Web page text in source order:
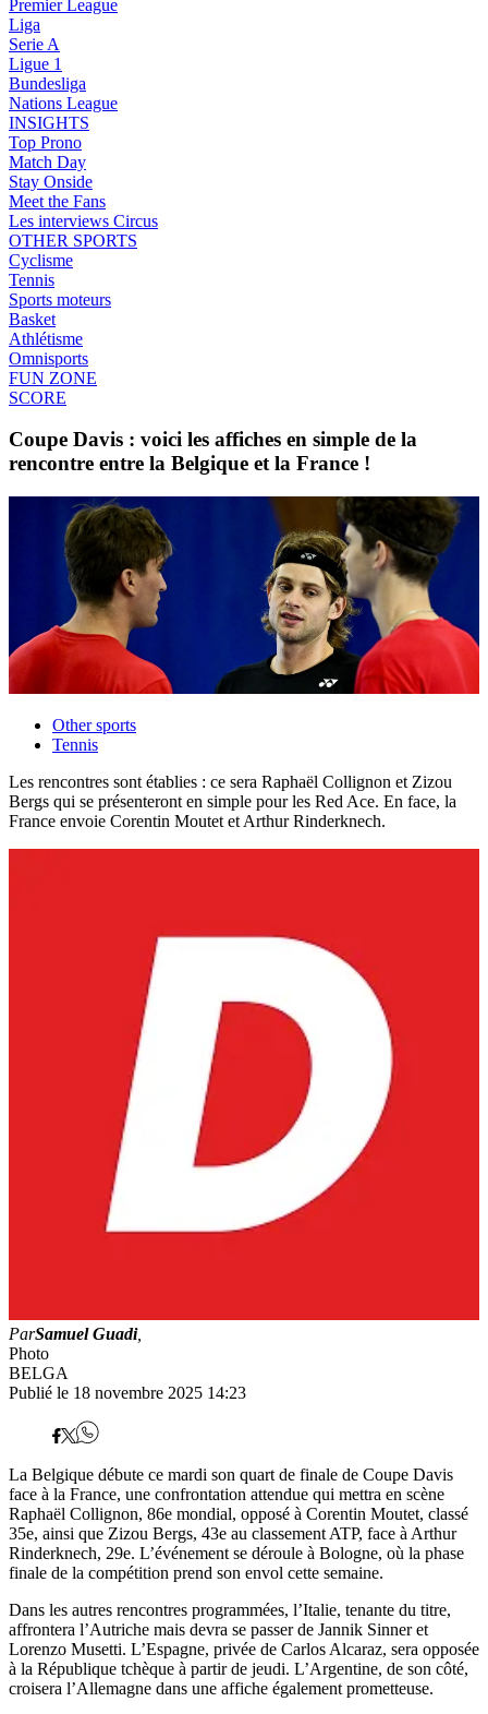
Premier League
Liga
Serie A
Ligue 1
Bundesliga
Nations League
INSIGHTS
Top Prono
Match Day
Stay Onside
Meet the Fans
Les interviews Circus
OTHER SPORTS
Cyclisme
Tennis
Sports moteurs
Basket
Athlétisme
Omnisports
FUN ZONE
SCORE
Coupe Davis : voici les affiches en simple de la
rencontre entre la Belgique et la France !
Other sports
Tennis
Les rencontres sont établies : ce sera Raphaël Collignon et Zizou
Bergs qui se présenteront en simple pour les Red Ace. En face, la
France envoie Corentin Moutet et Arthur Rinderknech.
ParSamuel Guadi,
Photo
BELGA
Publié le 18 novembre 2025 14:23
La Belgique débute ce mardi son quart de finale de Coupe Davis
face à la France, une confrontation attendue qui mettra en scène
Raphaël Collignon, 86e mondial, opposé à Corentin Moutet, classé
35e, ainsi que Zizou Bergs, 43e au classement ATP, face à Arthur
Rinderknech, 29e. L’événement se déroule à Bologne, où la phase
finale de la compétition prend son envol cette semaine.
Dans les autres rencontres programmées, l’Italie, tenante du titre,
affrontera l’Autriche mais devra se passer de Jannik Sinner et
Lorenzo Musetti. L’Espagne, privée de Carlos Alcaraz, sera opposée
à la République tchèque à partir de jeudi. L’Argentine, de son côté,
croisera l’Allemagne dans une affiche également prometteuse.